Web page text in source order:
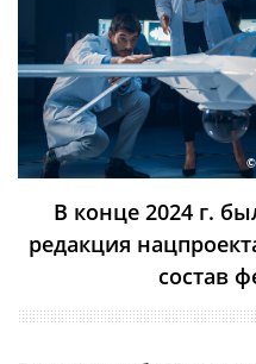
В конце 2024 г.
редакция
состав